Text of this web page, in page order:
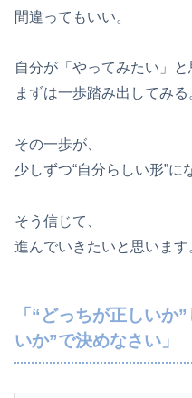
間違ってもいい。
自分が「やってみたい」と
まずは一歩踏み出してみる
その一歩が、
少しずつ“自分らしい形”に
そう信じて、
進んでいきたいと思います
「“どっちが正しいか
いか”で決めなさい」